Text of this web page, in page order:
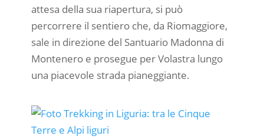
attesa della sua riapertura, si può
percorrere il sentiero che, da Riomaggiore,
sale in direzione del Santuario Madonna di
Montenero e prosegue per Volastra lungo
una piacevole strada pianeggiante.